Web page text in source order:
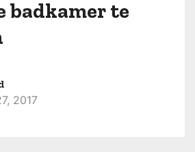
badkamer te
2017